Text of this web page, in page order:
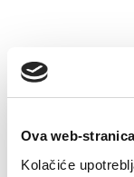
Ova web-
Kolačiće